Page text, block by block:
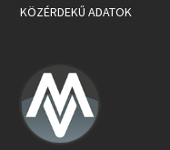
KÖZÉRDEKŰ ADATOK